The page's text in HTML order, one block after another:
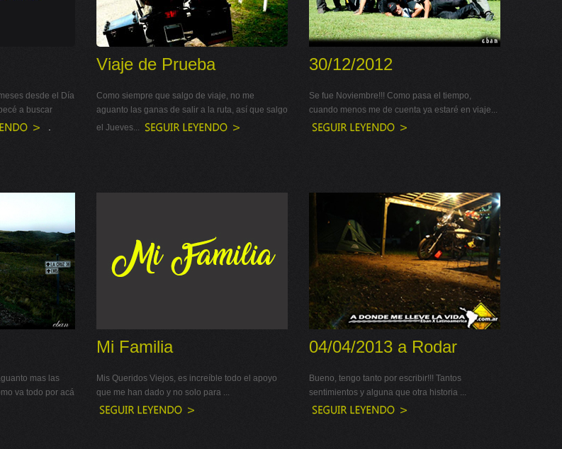
desde el Día
a buscar
Viaje de Prueba
Como siempre que salgo de viaje, no me
aguanto las ganas de salir a la ruta, así que salgo
el Jueves...
30/12/2012
Se fue Noviembre!!! Como pasa el tiempo,
cuando menos me de cuenta ya estaré en viaje...
mas las
va todo por acá
Mi Familia
Mis Queridos Viejos, es increíble todo el apoyo
que me han dado y no solo para ...
04/04/2013 a Rodar
Bueno, tengo tanto por escribir!!! Tantos
sentimientos y alguna que otra historia ...